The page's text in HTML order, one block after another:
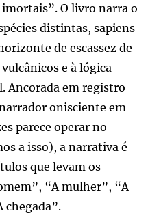
O livro narra o
distintas, sapiens
de escassez de
e à lógica
Ancorada em registro
onisciente em
parece operar no
a isso), a narrativa é
que levam os
“A mulher”, “A
chegada”.